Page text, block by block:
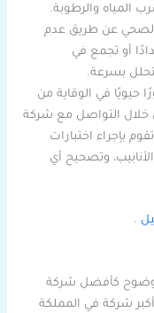
المياه والرطوبة.
عن طريق عدم
أو تجمع في
بسرعة.
حيويًا في الوقاية من
خلال التواصل مع شركة
بإجراء اختبارات
وتصحيح أي
.
كأفضل شركة
شركة في المملكة